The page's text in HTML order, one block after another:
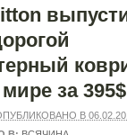
за 395$
В